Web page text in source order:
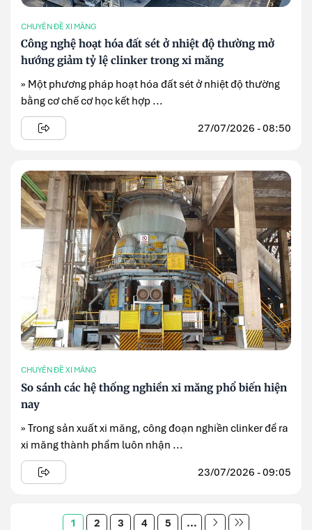
CHUYÊN ĐỀ XI MĂNG
Công nghệ hoạt hóa đất sét ở nhiệt độ thường mở
hướng giảm tỷ lệ clinker trong xi măng
» Một phương pháp hoạt hóa đất sét ở nhiệt độ thường
bằng cơ chế cơ học kết hợp ...
27/07/2026 - 08:50
CHUYÊN ĐỀ XI MĂNG
So sánh các hệ thống nghiền xi măng phổ biến hiện
nay
» Trong sản xuất xi măng, công đoạn nghiền clinker để ra
xi măng thành phẩm luôn nhận ...
23/07/2026 - 09:05
1 2 3 4 5 ...